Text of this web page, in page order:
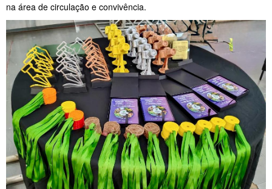
na área de circulação e convivência.